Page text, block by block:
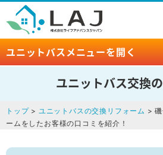
ユニットバスメニューを開く
ユニットバス交換
トップ> ユニットバスの交換リフォーム >
ームをしたお客様の口コミを紹介！